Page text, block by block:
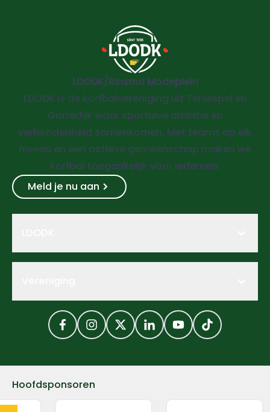
LDODK/Rinsma Modeplein
LDODK is de korfbalvereniging uit Terwispel en
Gorredijk waar sportieve ambitie en
verbondenheid samenkomen. Met teams op elk
niveau en een actieve gemeenschap maken we
korfbal toegankelijk voor iedereen.
Meld je nu aan
FacebookInstagram
TwitterLinkedInYouTubeTikTok
Hoofdsponsoren